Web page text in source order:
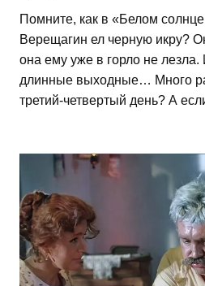
Помните, как в «Белом
Верещагин ел черную икру?
она ему уже в горло не
длинные выходные… Много
третий-четвертый день? А